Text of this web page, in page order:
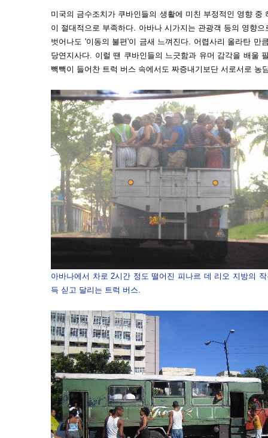
미국의 금수조치가 쿠바인들의 생활에 미친 부정적인 영향 중
이 절대적으로 부족하다. 아바나 시가지는 관광객 등의 영향
벗어나도 '이동의 불편'이 금새 느껴진다. 어렵사리 올라탄
당연지사다. 이럴 땐 쿠바인들의 느긋함과 유머 감각을 배울
빽빽이 들어찬 트럭 버스 속에서도 짜증내기보단 서로서로
아바나에서 차로 2시간 정도 떨어진 피나르 데 리오 지방의
득 싣고 달리는 트럭 버스.